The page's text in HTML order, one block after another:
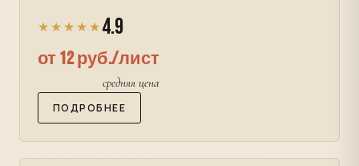
★★★★★ 4.9
от 12 руб./лист
средняя цена
ПОДРОБНЕЕ